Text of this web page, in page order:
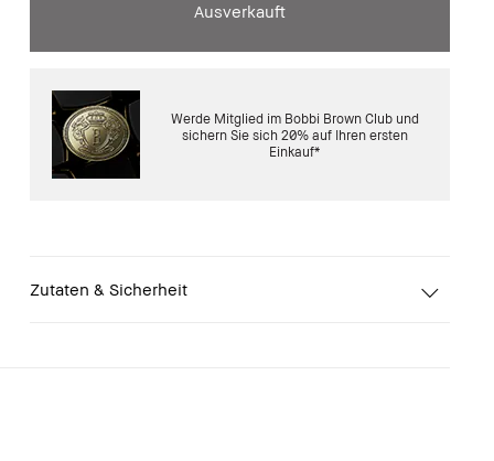
Ausverkauft
Werde Mitglied im Bobbi Brown Club und
sichern Sie sich 20% auf Ihren ersten
Einkauf*
Zutaten & Sicherheit